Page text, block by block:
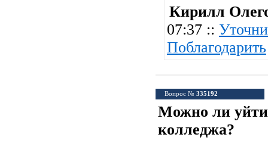
Кирилл
07:37 ::
Поблагодарить
Вопрос № 335192
Можно ли уйти
колледжа?